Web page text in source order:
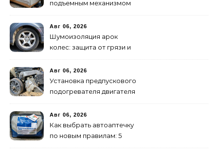
подъемным механизмом
инструкция
Авг 06, 2026
Шумоизоляция арок
колес: защита от грязи и
Авг 06, 2026
Установка предпускового
подогревателя двигателя
Авг 06, 2026
Как выбрать автоаптечку
по новым правилам: 5